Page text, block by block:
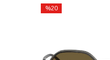
%20